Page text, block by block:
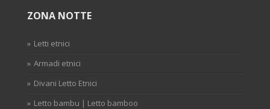
ZONA NOTTE
Letti etnici
Armadi etnici
Divani Letto Etnici
Letto bambu | Letto bamboo